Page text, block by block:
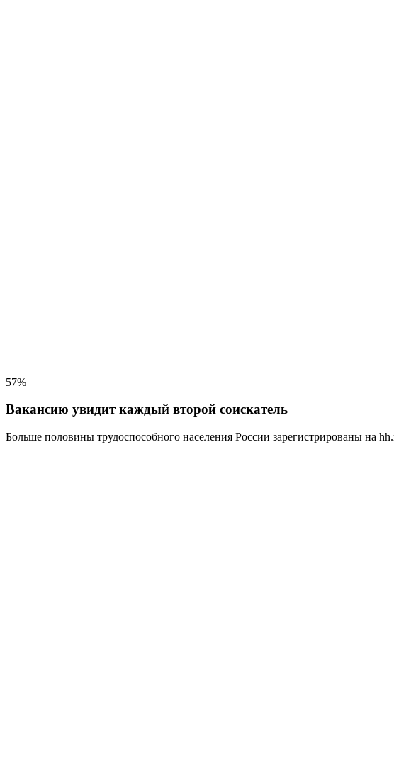
57%
Вакансию увидит каждый второй соискатель
Больше половины трудоспособного населения России зарегистрированы на